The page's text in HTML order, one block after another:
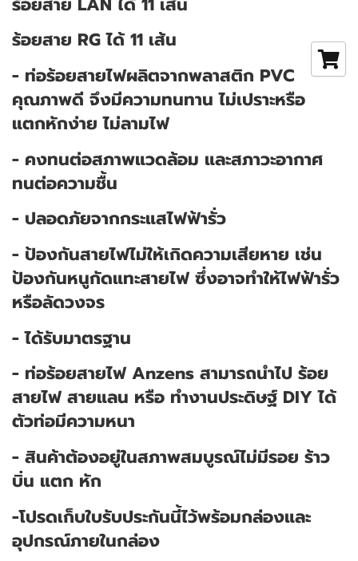
ร้อยสาย RG ได้ 11 เส้น
- ท่อร้อยสายไฟผลิตจากพลาสติก PVC
คุณภาพดี จึงมีความทนทาน ไม่เปราะหรือ
แตกหักง่าย ไม่ลามไฟ
- คงทนต่อสภาพแวดล้อม และสภาวะอากาศ
ทนต่อความชื้น
- ปลอดภัยจากกระแสไฟฟ้ารั่ว
- ป้องกันสายไฟไม่ให้เกิดความเสียหาย เช่น
ป้องกันหนูกัดแทะสายไฟ ซึ่งอาจทำให้ไฟฟ้ารั่ว
หรือลัดวงจร
- ได้รับมาตรฐาน
- ท่อร้อยสายไฟ Anzens สามารถนำไป ร้อย
สายไฟ สายแลน หรือ ทำงานประดิษฐ์ DIY ได้
ตัวท่อมีความหนา
- สินค้าต้องอยู่ในสภาพสมบูรณ์ไม่มีรอย ร้าว
บิ่น แตก หัก
-โปรดเก็บใบรับประกันนี้ไว้พร้อมกล่องและ
อุปกรณ์ภายในกล่อง